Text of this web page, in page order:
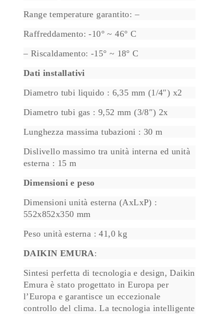
Range temperature garantito: –
Raffreddamento: -10° ~ 46° C
– Riscaldamento: -15° ~ 18° C
Dati installativi
Diametro tubi liquido : 6,35 mm (1/4″) x2
Diametro tubi gas : 9,52 mm (3/8″) 2x
Lunghezza massima tubazioni : 30 m
Dislivello massimo tra unità interna ed unità
esterna : 15 m
Dimensioni e peso
Dimensioni unità esterna (AxLxP) :
552x852x350 mm
Peso unità esterna : 41,0 kg
DAIKIN EMURA:
Sintesi perfetta di tecnologia e design, Daikin
Emura è stato progettato in Europa per
l’Europa e garantisce un eccezionale
controllo del clima. La tecnologia intelligente